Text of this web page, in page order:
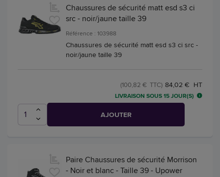
Chaussures de sécurité matt esd s3 ci
src - noir/jaune taille 39
Référence : 103988
Chaussures de sécurité matt esd s3 ci src -
noir/jaune taille 39
84,02 € HT
(100,82 € TTC)
LIVRAISON SOUS 15 JOUR(S)
AJOUTER
Paire Chaussures de sécurité Morrison
- Noir et blanc - Taille 39 - Upower